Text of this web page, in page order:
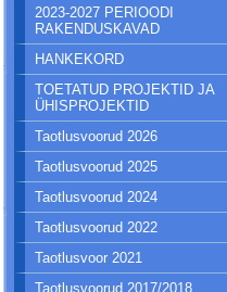
2023-2027 PERIOODI
RAKENDUSKAVAD
HANKEKORD
TOETATUD PROJEKTID JA
ÜHISPROJEKTID
Taotlusvoorud 2026
Taotlusvoorud 2025
Taotlusvoorud 2024
Taotlusvoorud 2022
Taotlusvoor 2021
Taotlusvoorud 2017/2018